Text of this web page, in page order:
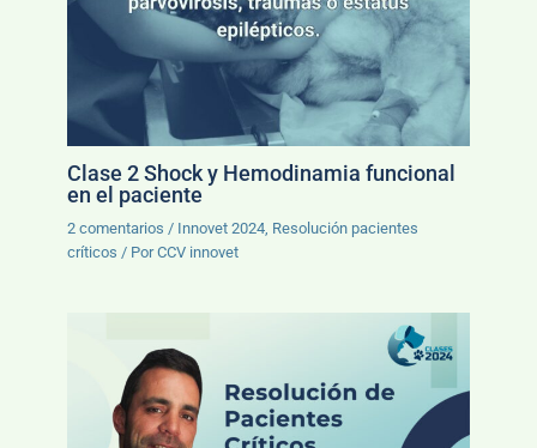
Clase 2 Shock y Hemodinamia funcional
en el paciente
2 comentarios / Innovet 2024, Resolución pacientes
críticos / PorCCV innovet